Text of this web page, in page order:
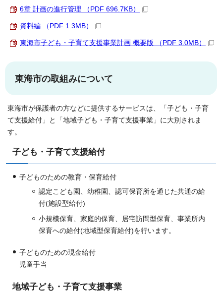
6章 計画の進行管理 （PDF 696.7KB）
資料編 （PDF 1.3MB）
東海市子ども・子育て支援事業計画 概要版 （PDF 3.0MB）
東海市の取組みについて
東海市が保護者の方などに提供するサービスは、「子ども・子育
て支援給付」と「地域子ども・子育て支援事業」に大別されま
す。
子ども・子育て支援給付
子どものための教育・保育給付
認定こども園、幼稚園、認可保育所を通じた共通の給
付(施設型給付)
小規模保育、家庭的保育、居宅訪問型保育、事業所内
保育への給付(地域型保育給付)を行います。
子どものための現金給付
児童手当
地域子ども・子育て支援事業